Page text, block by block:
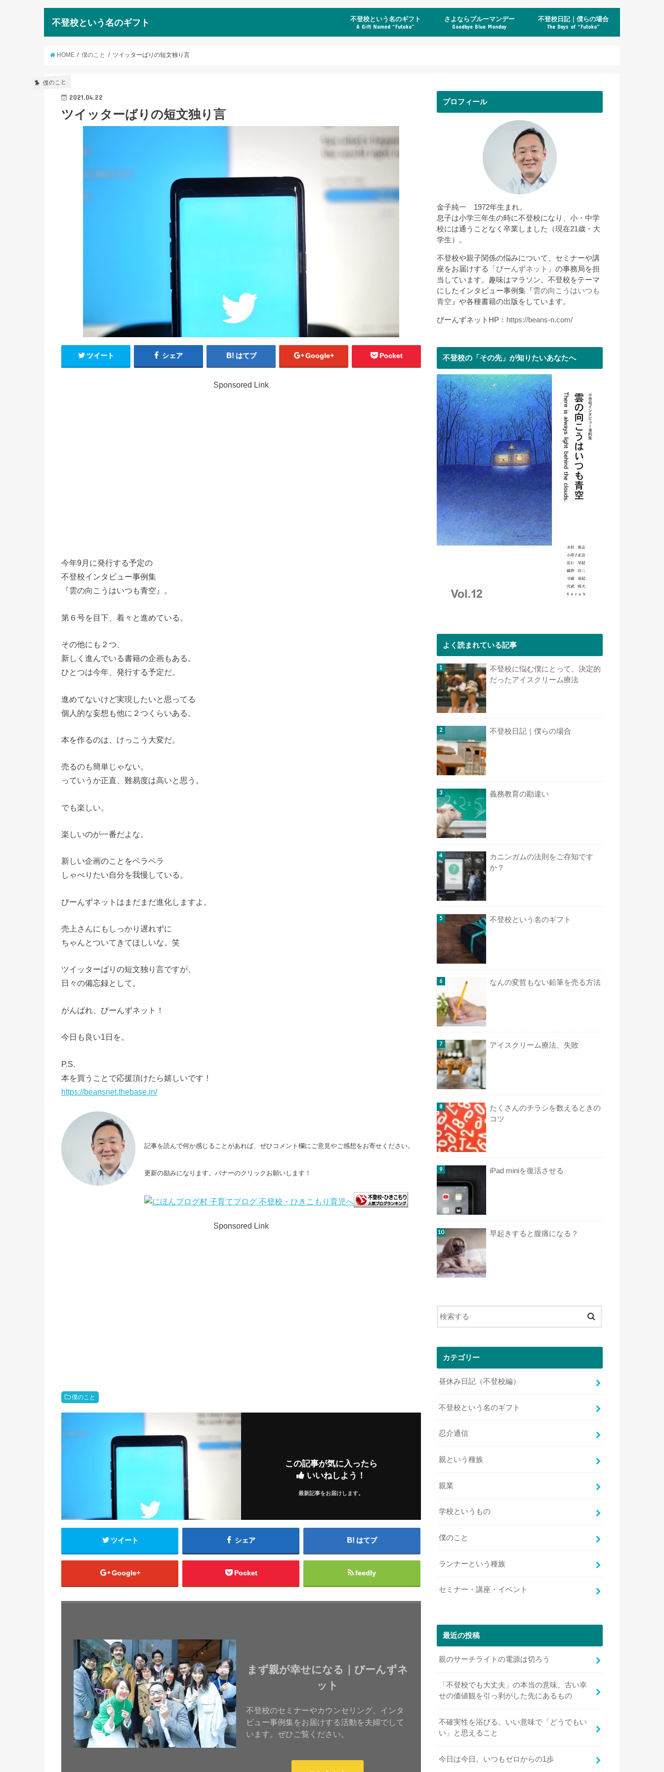
不登校という名のギフト 不登校という名のギフト
A Gift Named “Futoko”
さよならブルーマンデー
Goodbye Blue Monday
不登校日記｜僕らの場合
The Days of “Futoko”
HOME 僕のこと ツイッターばりの短文独り言
僕のこと
2021.04.22
ツイッターばりの短文独り言
ツイート シェア はてブ Google+ Pocket
Sponsored Link
今年9月に発行する予定の
不登校インタビュー事例集
『雲の向こうはいつも青空』。
第６号を目下、着々と進めている。
その他にも２つ、
新しく進んでいる書籍の企画もある。
ひとつは今年、発行する予定だ。
進めてないけど実現したいと思ってる
個人的な妄想も他に２つくらいある。
本を作るのは、けっこう大変だ。
売るのも簡単じゃない。
っていうか正直、難易度は高いと思う。
でも楽しい。
楽しいのが一番だよな。
新しい企画のことをペラペラ
しゃべりたい自分を我慢している。
びーんずネットはまだまだ進化しますよ。
売上さんにもしっかり遅れずに
ちゃんとついてきてほしいな。笑
ツイッターばりの短文独り言ですが、
日々の備忘録として。
がんばれ、びーんずネット！
今日も良い1日を。
P.S.
本を買うことで応援頂けたら嬉しいです！
https://beansnet.thebase.in/
記事を読んで何か感じることがあれば、ぜひコメント欄にご意見やご感想をお寄せください。
更新の励みになります。バナーのクリックお願いします！
Sponsored Link
僕のこと
この記事が気に入ったら
いいねしよう！
最新記事をお届けします。
ツイート シェア はてブ
Google+ Pocket feedly
まず親が幸せになる｜びーんずネ
ット
不登校のセミナーやカウンセリング、インタ
ビュー事例集をお届けする活動を夫婦でして
います。ぜひご覧ください。
プロフィール
金子純一 1972年生まれ。
息子は小学三年生の時に不登校になり、小・中学
校には通うことなく卒業しました（現在21歳・大
学生）。
不登校や親子関係の悩みについて、セミナーや講
座をお届けする「 びーんずネット 」の事務局を担
当しています。趣味はマラソン。不登校をテーマ
にしたインタビュー事例集『雲の向こうはいつも
青空 』や各種書籍の出版をしています。
びーんずネットHP： https://beans-n.com/
不登校の「その先」が知りたいあなたへ
よく読まれている記事
不登校に悩む僕にとって、決定的
だったアイスクリーム療法
不登校日記｜僕らの場合
義務教育の勘違い
カニンガムの法則をご存知です
か？
不登校という名のギフト
なんの変哲もない鉛筆を売る方法
アイスクリーム療法、失敗
たくさんのチラシを数えるときの
コツ
iPad miniを復活させる
早起きすると腹痛になる？
カテゴリー
昼休み日記（不登校編）
不登校という名のギフト
忍介通信
親という種族
親業
学校というもの
僕のこと
ランナーという種族
セミナー・講座・イベント
最近の投稿
親のサーチライトの電源は切ろう
「不登校でも大丈夫」の本当の意味。古い幸
せの価値観を引っ剥がした先にあるもの
不確実性を浴びる。いい意味で「どうでもい
い」と思えること
今日は今日。いつもゼロからの1歩